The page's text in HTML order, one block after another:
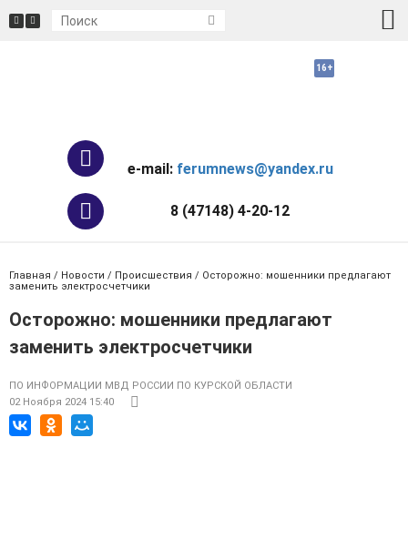
e-mail: ferumnews@yandex.ru
8 (47148) 4-20-12
Главная / Новости / Происшествия / Осторожно: мошенники предлагают
заменить электросчетчики
Осторожно: мошенники предлагают
заменить электросчетчики
ПО ИНФОРМАЦИИ МВД РОССИИ ПО КУРСКОЙ ОБЛАСТИ
02 Ноября 2024 15:40